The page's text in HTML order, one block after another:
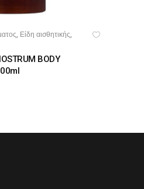
ΚΑΛΆΘΙ
, Είδη αισθητικής,
BODY